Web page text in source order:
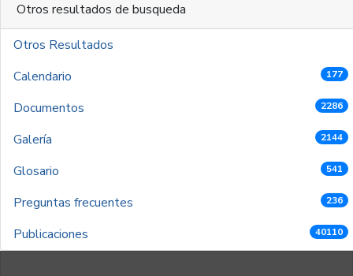
Otros resultados de busqueda
Otros Resultados
Calendario
177
Documentos 2286
Galería 2144
Glosario 541
Preguntas frecuentes 236
Publicaciones 40110